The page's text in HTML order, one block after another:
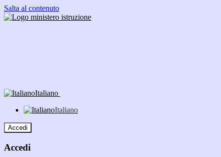
Salta al contenuto
Italiano
Italiano
Accedi
Accedi